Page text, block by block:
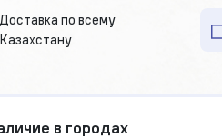
Доставка по всему
Казахстану
в городах